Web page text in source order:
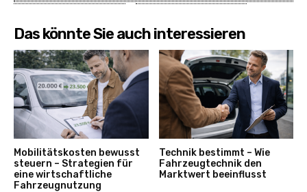
Das könnte Sie auch interessieren
Mobilitätskosten bewusst
steuern – Strategien für
eine wirtschaftliche
Fahrzeugnutzung
Technik bestimmt – Wie
Fahrzeugtechnik den
Marktwert beeinflusst